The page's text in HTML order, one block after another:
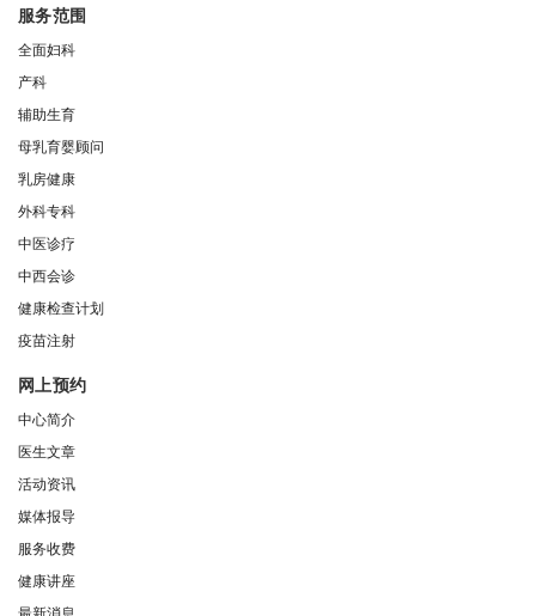
服务范围
全面妇科
产科
辅助生育
母乳育婴顾问
乳房健康
外科专科
中医诊疗
中西会诊
健康检查计划
疫苗注射
网上预约
中心简介
医生文章
活动资讯
媒体报导
服务收费
健康讲座